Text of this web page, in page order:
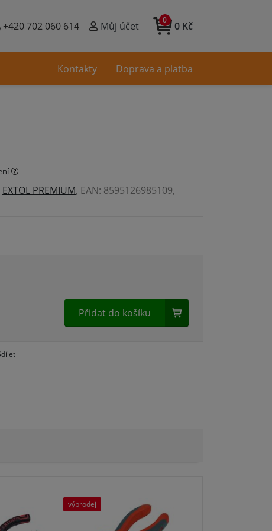
+420 702 060 614 Můj účet 0 Kč
0
EXTOL PREMIUM, EAN: 8595126985109,
Přidat do košíku
výprodej
Kontakty Doprava a platba